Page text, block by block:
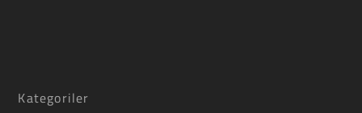
Kategoriler